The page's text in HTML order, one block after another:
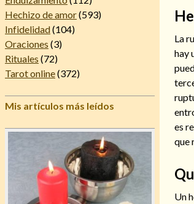
Hechizo de amor(593)
Infidelidad(104)
Oraciones (3)
Rituales (72)
Tarot online(372)
Mis artículos más leídos
La
hay
es
que
Un